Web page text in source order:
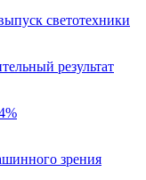
светотехники
результат
зрения